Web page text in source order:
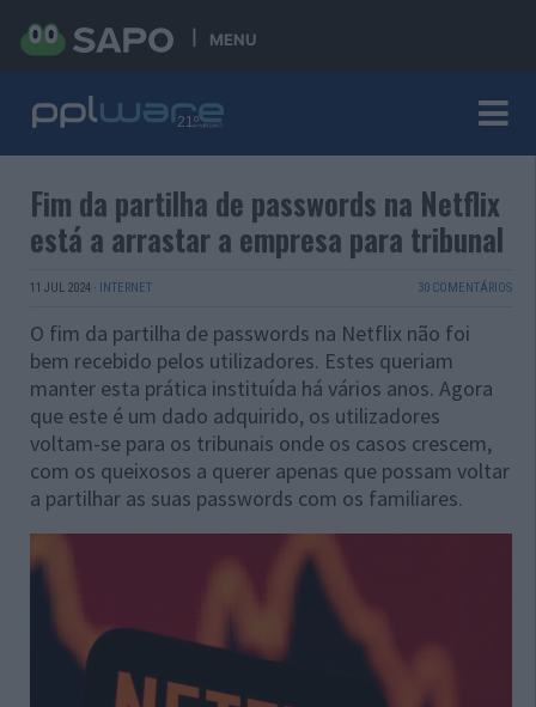
MENU
Fim da partilha de passwords na Netflix
está a arrastar a empresa para tribunal
11 JUL 2024 · INTERNET 30 COMENTÁRIOS
O fim da partilha de passwords na Netflix não foi
bem recebido pelos utilizadores. Estes queriam
manter esta prática instituída há vários anos. Agora
que este é um dado adquirido, os utilizadores
voltam-se para os tribunais onde os casos crescem,
com os queixosos a querer apenas que possam voltar
a partilhar as suas passwords com os familiares.